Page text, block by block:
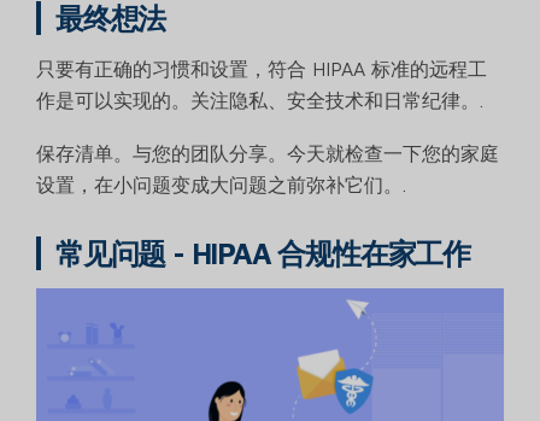
最终想法
只要有正确的习惯和设置，符合 HIPAA 标准的远程工
作是可以实现的。关注隐私、安全技术和日常纪律。.
保存清单。与您的团队分享。今天就检查一下您的家庭
设置，在小问题变成大问题之前弥补它们。.
常见问题 - HIPAA 合规性在家工作